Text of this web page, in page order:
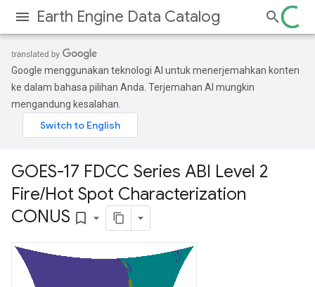
Earth Engine Data Catalog
Google menggunakan teknologi AI untuk menerjemahkan konten
ke dalam bahasa pilihan Anda. Terjemahan AI mungkin
mengandung kesalahan.
GOES-17 FDCC Series ABI Level 2
Fire/Hot Spot Characterization
CONUS bookmark_border